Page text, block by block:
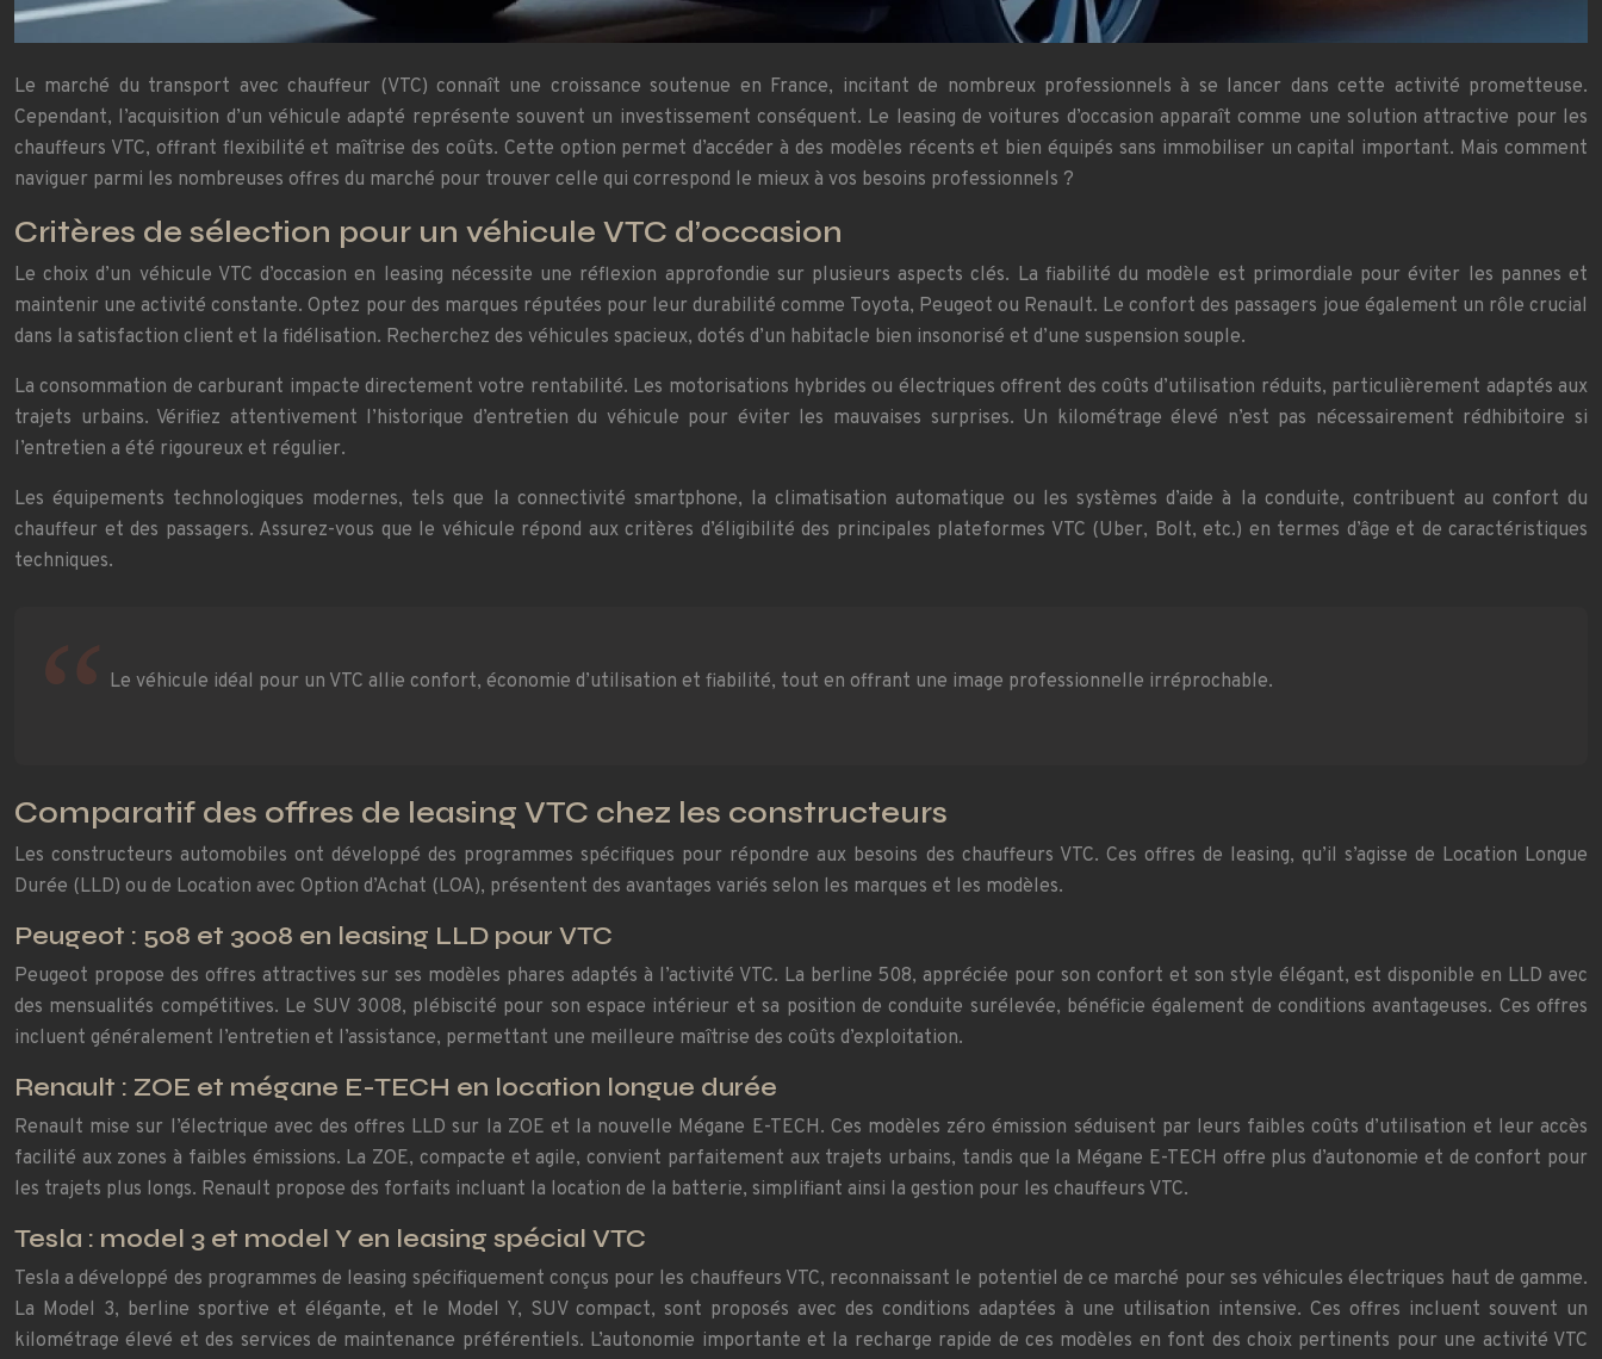
Le marché du transport avec chauffeur (VTC) connaît une croissance soutenue en France, incitant de nombreux professionnels à se lancer dans cette activité prometteuse.
Cependant, l’acquisition d’un véhicule adapté représente souvent un investissement conséquent. Le leasing de voitures d’occasion apparaît comme une solution attractive pour les
chauffeurs VTC, offrant flexibilité et maîtrise des coûts. Cette option permet d’accéder à des modèles récents et bien équipés sans immobiliser un capital important. Mais comment
naviguer parmi les nombreuses offres du marché pour trouver celle qui correspond le mieux à vos besoins professionnels ?
Critères de sélection pour un véhicule VTC d’occasion
Le choix d’un véhicule VTC d’occasion en leasing nécessite une réflexion approfondie sur plusieurs aspects clés. La fiabilité du modèle est primordiale pour éviter les pannes et
maintenir une activité constante. Optez pour des marques réputées pour leur durabilité comme Toyota, Peugeot ou Renault. Le confort des passagers joue également un rôle crucial
dans la satisfaction client et la fidélisation. Recherchez des véhicules spacieux, dotés d’un habitacle bien insonorisé et d’une suspension souple.
La consommation de carburant impacte directement votre rentabilité. Les motorisations hybrides ou électriques offrent des coûts d’utilisation réduits, particulièrement adaptés aux
trajets urbains. Vérifiez attentivement l’historique d’entretien du véhicule pour éviter les mauvaises surprises. Un kilométrage élevé n’est pas nécessairement rédhibitoire si
l’entretien a été rigoureux et régulier.
Les équipements technologiques modernes, tels que la connectivité smartphone, la climatisation automatique ou les systèmes d’aide à la conduite, contribuent au confort du
chauffeur et des passagers. Assurez-vous que le véhicule répond aux critères d’éligibilité des principales plateformes VTC (Uber, Bolt, etc.) en termes d’âge et de caractéristiques
techniques.
Le véhicule idéal pour un VTC allie confort, économie d’utilisation et fiabilité, tout en offrant une image professionnelle irréprochable.
Comparatif des offres de leasing VTC chez les constructeurs
Les constructeurs automobiles ont développé des programmes spécifiques pour répondre aux besoins des chauffeurs VTC. Ces offres de leasing, qu’il s’agisse de Location Longue
Durée (LLD) ou de Location avec Option d’Achat (LOA), présentent des avantages variés selon les marques et les modèles.
Peugeot : 508 et 3008 en leasing LLD pour VTC
Peugeot propose des offres attractives sur ses modèles phares adaptés à l’activité VTC. La berline 508, appréciée pour son confort et son style élégant, est disponible en LLD avec
des mensualités compétitives. Le SUV 3008, plébiscité pour son espace intérieur et sa position de conduite surélevée, bénéficie également de conditions avantageuses. Ces offres
incluent généralement l’entretien et l’assistance, permettant une meilleure maîtrise des coûts d’exploitation.
Renault : ZOE et mégane E-TECH en location longue durée
Renault mise sur l’électrique avec des offres LLD sur la ZOE et la nouvelle Mégane E-TECH. Ces modèles zéro émission séduisent par leurs faibles coûts d’utilisation et leur accès
facilité aux zones à faibles émissions. La ZOE, compacte et agile, convient parfaitement aux trajets urbains, tandis que la Mégane E-TECH offre plus d’autonomie et de confort pour
les trajets plus longs. Renault propose des forfaits incluant la location de la batterie, simplifiant ainsi la gestion pour les chauffeurs VTC.
Tesla : model 3 et model Y en leasing spécial VTC
Tesla a développé des programmes de leasing spécifiquement conçus pour les chauffeurs VTC, reconnaissant le potentiel de ce marché pour ses véhicules électriques haut de gamme.
La Model 3, berline sportive et élégante, et le Model Y, SUV compact, sont proposés avec des conditions adaptées à une utilisation intensive. Ces offres incluent souvent un
kilométrage élevé et des services de maintenance préférentiels. L’autonomie importante et la recharge rapide de ces modèles en font des choix pertinents pour une activité VTC